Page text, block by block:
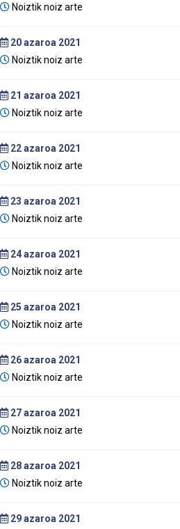
Noiztik noiz arte
20azaroa 2021
Noiztik noiz arte
21 azaroa 2021
Noiztik noiz arte
22azaroa 2021
Noiztik noiz arte
23 azaroa 2021
Noiztik noiz arte
24azaroa 2021
Noiztik noiz arte
25 azaroa 2021
Noiztik noiz arte
26azaroa 2021
Noiztik noiz arte
27azaroa 2021
Noiztik noiz arte
28azaroa 2021
Noiztik noiz arte
29azaroa 2021